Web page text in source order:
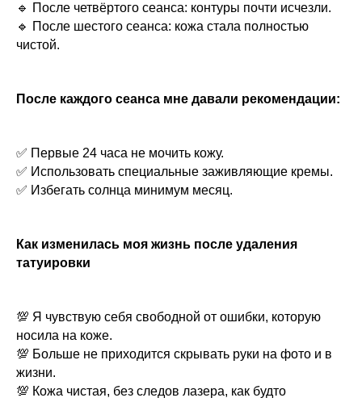
🔹 После четвёртого сеанса: контуры почти исчезли.
🔹 После шестого сеанса: кожа стала полностью
чистой.
После каждого сеанса мне давали рекомендации:
✅ Первые 24 часа не мочить кожу.
✅ Использовать специальные заживляющие кремы.
✅ Избегать солнца минимум месяц.
Как изменилась моя жизнь после удаления
татуировки
💯 Я чувствую себя свободной от ошибки, которую
носила на коже.
💯 Больше не приходится скрывать руки на фото и в
жизни.
💯 Кожа чистая, без следов лазера, как будто